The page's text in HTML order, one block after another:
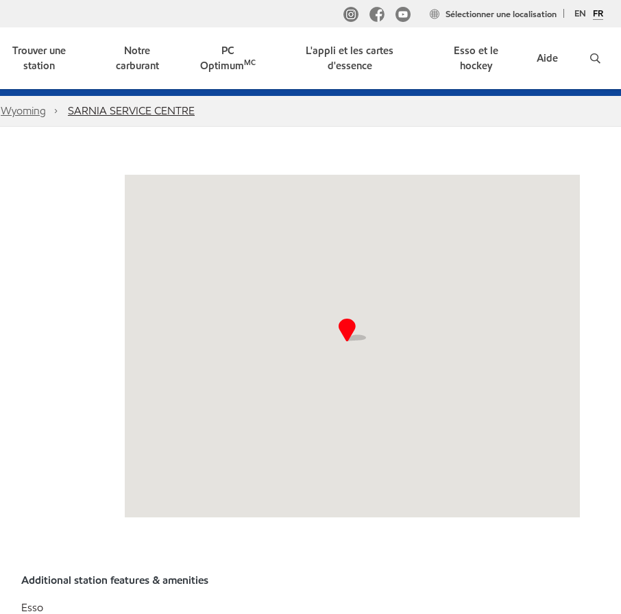
EN FR
Sélectionner une localisation
Trouver une
station
Notre
carburant
PC
OptimumMC
L'appli et les cartes
d'essence
Esso et le
hockey
Aide
Wyoming SARNIA SERVICE CENTRE
Additional station features & amenities
Esso